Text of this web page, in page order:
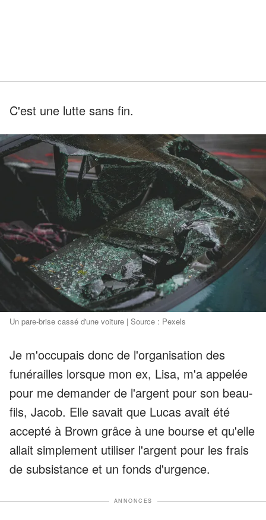
C'est une lutte sans fin.
Un pare-brise cassé d'une voiture | Source : Pexels
Je m'occupais donc de l'organisation des
funérailles lorsque mon ex, Lisa, m'a appelée
pour me demander de l'argent pour son beau-
fils, Jacob. Elle savait que Lucas avait été
accepté à Brown grâce à une bourse et qu'elle
allait simplement utiliser l'argent pour les frais
de subsistance et un fonds d'urgence.
ANNONCES